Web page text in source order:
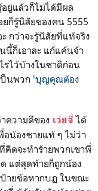
อยู่แล้วก็ไม่ได้มีผล
ยก็รู้นิสัยของคน 5555
กว่าจะรู้นิสัยที่แท้จริง
ก็เอาละ แก้แค้นจ้า
รไว้บ้างในชาติก่อน
ป็นพวก 'บุญคุณต้อง
ความดีของ เว่ยจี่ได้
อน้องชายแท้ ๆ ไม่ว่า
คิดจะทำร้ายพวกเขาพี่
แต่สุดท้ายก็ถูกน้อง
ายข้อหากบฏ ในขณะ